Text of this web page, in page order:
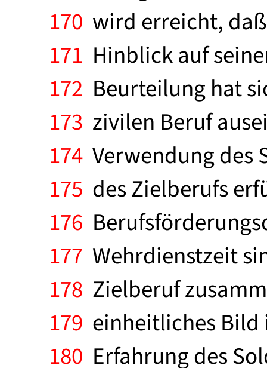
170 wird erreicht,
171 Hinblick auf
172 Beurteilung hat
173 zivilen Beruf
174 Verwendung des
175 des Zielberufs
176
177 Wehrdienstzeit
178 Zielberuf
179 einheitliches
180 Erfahrung des